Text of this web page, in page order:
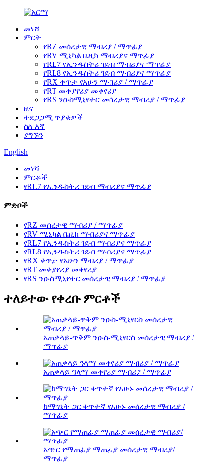
መነሻ
ምርት
የRZ መሰረታዊ ማብሪያ / ማጥፊያ
የRV ሚኒካል ቤዚክ ማብሪያና ማጥፊያ
የRL7 የኢንዱስትሪ ገደብ ማብሪያና ማጥፊያ
የRL8 የኢንዱስትሪ ገደብ ማብሪያና ማጥፊያ
የRX ቀጥታ የአሁን ማብሪያ / ማጥፊያ
የRT መቀያየሪያ መቀየሪያ
የRS ንዑስሚኒየተር መሰረታዊ ማብሪያ / ማጥፊያ
ዜና
ተደጋጋሚ ጥያቄዎች
ስለ እኛ
ያግኙን
English
መነሻ
ምርቶች
የRL7 የኢንዱስትሪ ገደብ ማብሪያና ማጥፊያ
ምድቦች
የRZ መሰረታዊ ማብሪያ / ማጥፊያ
የRV ሚኒካል ቤዚክ ማብሪያና ማጥፊያ
የRL7 የኢንዱስትሪ ገደብ ማብሪያና ማጥፊያ
የRL8 የኢንዱስትሪ ገደብ ማብሪያና ማጥፊያ
የRX ቀጥታ የአሁን ማብሪያ / ማጥፊያ
የRT መቀያየሪያ መቀየሪያ
የRS ንዑስሚኒየተር መሰረታዊ ማብሪያ / ማጥፊያ
ተለይተው የቀረቡ ምርቶች
አጠቃላይ-ጥቅም ንዑስ-ሚኒየርስ መሰረታዊ ማብሪያ /
ማጥፊያ
አጠቃላይ ዓላማ መቀየሪያ ማብሪያ / ማጥፊያ
ከማግኔት ጋር ቀጥተኛ የአሁኑ መሰረታዊ ማብሪያ /
ማጥፊያ
አጭር የማጠፊያ ማጠፊያ መሰረታዊ ማብሪያ/
ማጥፊያ